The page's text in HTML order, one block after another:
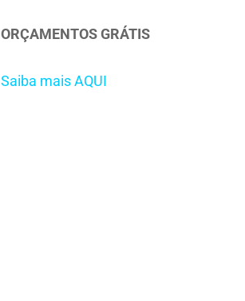
ORÇAMENTOS GRÁTIS
Saiba mais AQUI